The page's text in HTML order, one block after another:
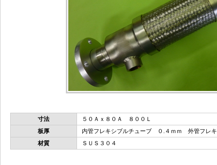
寸法
５０Ａｘ８０Ａ ８００Ｌ
板厚
内管フレキシブルチューブ ０.４ｍｍ 外管フレ
材質
ＳＵＳ３０４